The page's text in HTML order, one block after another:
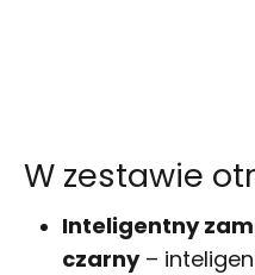
W zestawie
Inteligentny
czarny–